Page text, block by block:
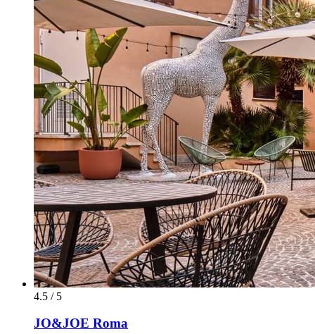
4.5 / 5
JO&JOE Roma